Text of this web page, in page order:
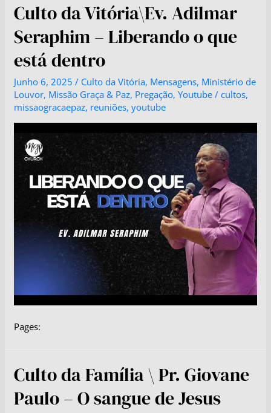
Culto da Vitória\Ev. Adilmar
Seraphim – Liberando o que
está dentro
Junho 6, 2025 / Culto da Vitória, Mensagens, Ministério de
Louvor, Missão Graça & Paz, Pregação,Youtube /cultos,
missaogracaepaz, reuniões,youtube
Pages:
Culto da Família \ Pr. Giovane
Paulo – O sangue de Jesus